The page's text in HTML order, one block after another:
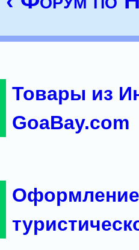
Товары из
GoaBay.com
Оформление